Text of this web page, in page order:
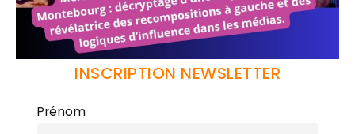
INSCRIPTION NEWSLETTER
Prénom